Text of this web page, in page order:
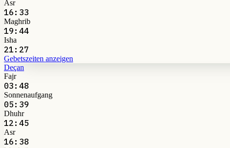
Asr
16:33
Maghrib
19:44
Isha
21:27
Gebetszeiten anzeigen
Deçan
Fajr
03:48
Sonnenaufgang
05:39
Dhuhr
12:45
Asr
16:38